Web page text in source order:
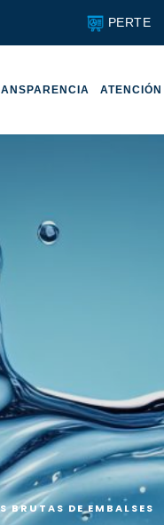
PERTE
BRUTAS DE EMBALSES